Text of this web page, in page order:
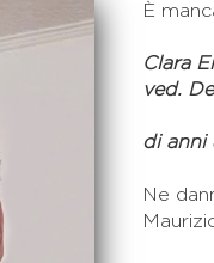
È
Clara
ved.
di anni
Ne